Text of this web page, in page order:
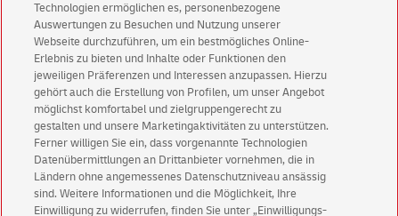
Abonnieren Sie unseren Newsletter
Immer informiert über exklusive Angebote und
Aktionen - jetzt mit Vorteil
Privatkundensichern sich einen5 € Gutschein
für POSTSCAN!
Geschäftskundenerhalten einen5 € Gutschein
für Briefmarke individuell!
Technologien ermöglichen es, personenbezogene
Auswertungen zu Besuchen und Nutzung unserer
Webseite durchzuführen, um ein bestmögliches Online-
Erlebnis zu bieten und Inhalte oder Funktionen den
jeweiligen Präferenzen und Interessen anzupassen. Hierzu
gehört auch die Erstellung von Profilen, um unser Angebot
möglichst komfortabel und zielgruppengerecht zu
gestalten und unsere Marketingaktivitäten zu unterstützen.
Ferner willigen Sie ein, dass vorgenannte Technologien
Datenübermittlungen an Drittanbieter vornehmen, die in
Ländern ohne angemessenes Datenschutzniveau ansässig
sind. Weitere Informationen und die Möglichkeit, Ihre
Einwilligung zu widerrufen, finden Sie unter „Einwilligungs-